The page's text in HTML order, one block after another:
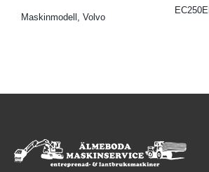
Maskinmodell, Volvo
EC250EL